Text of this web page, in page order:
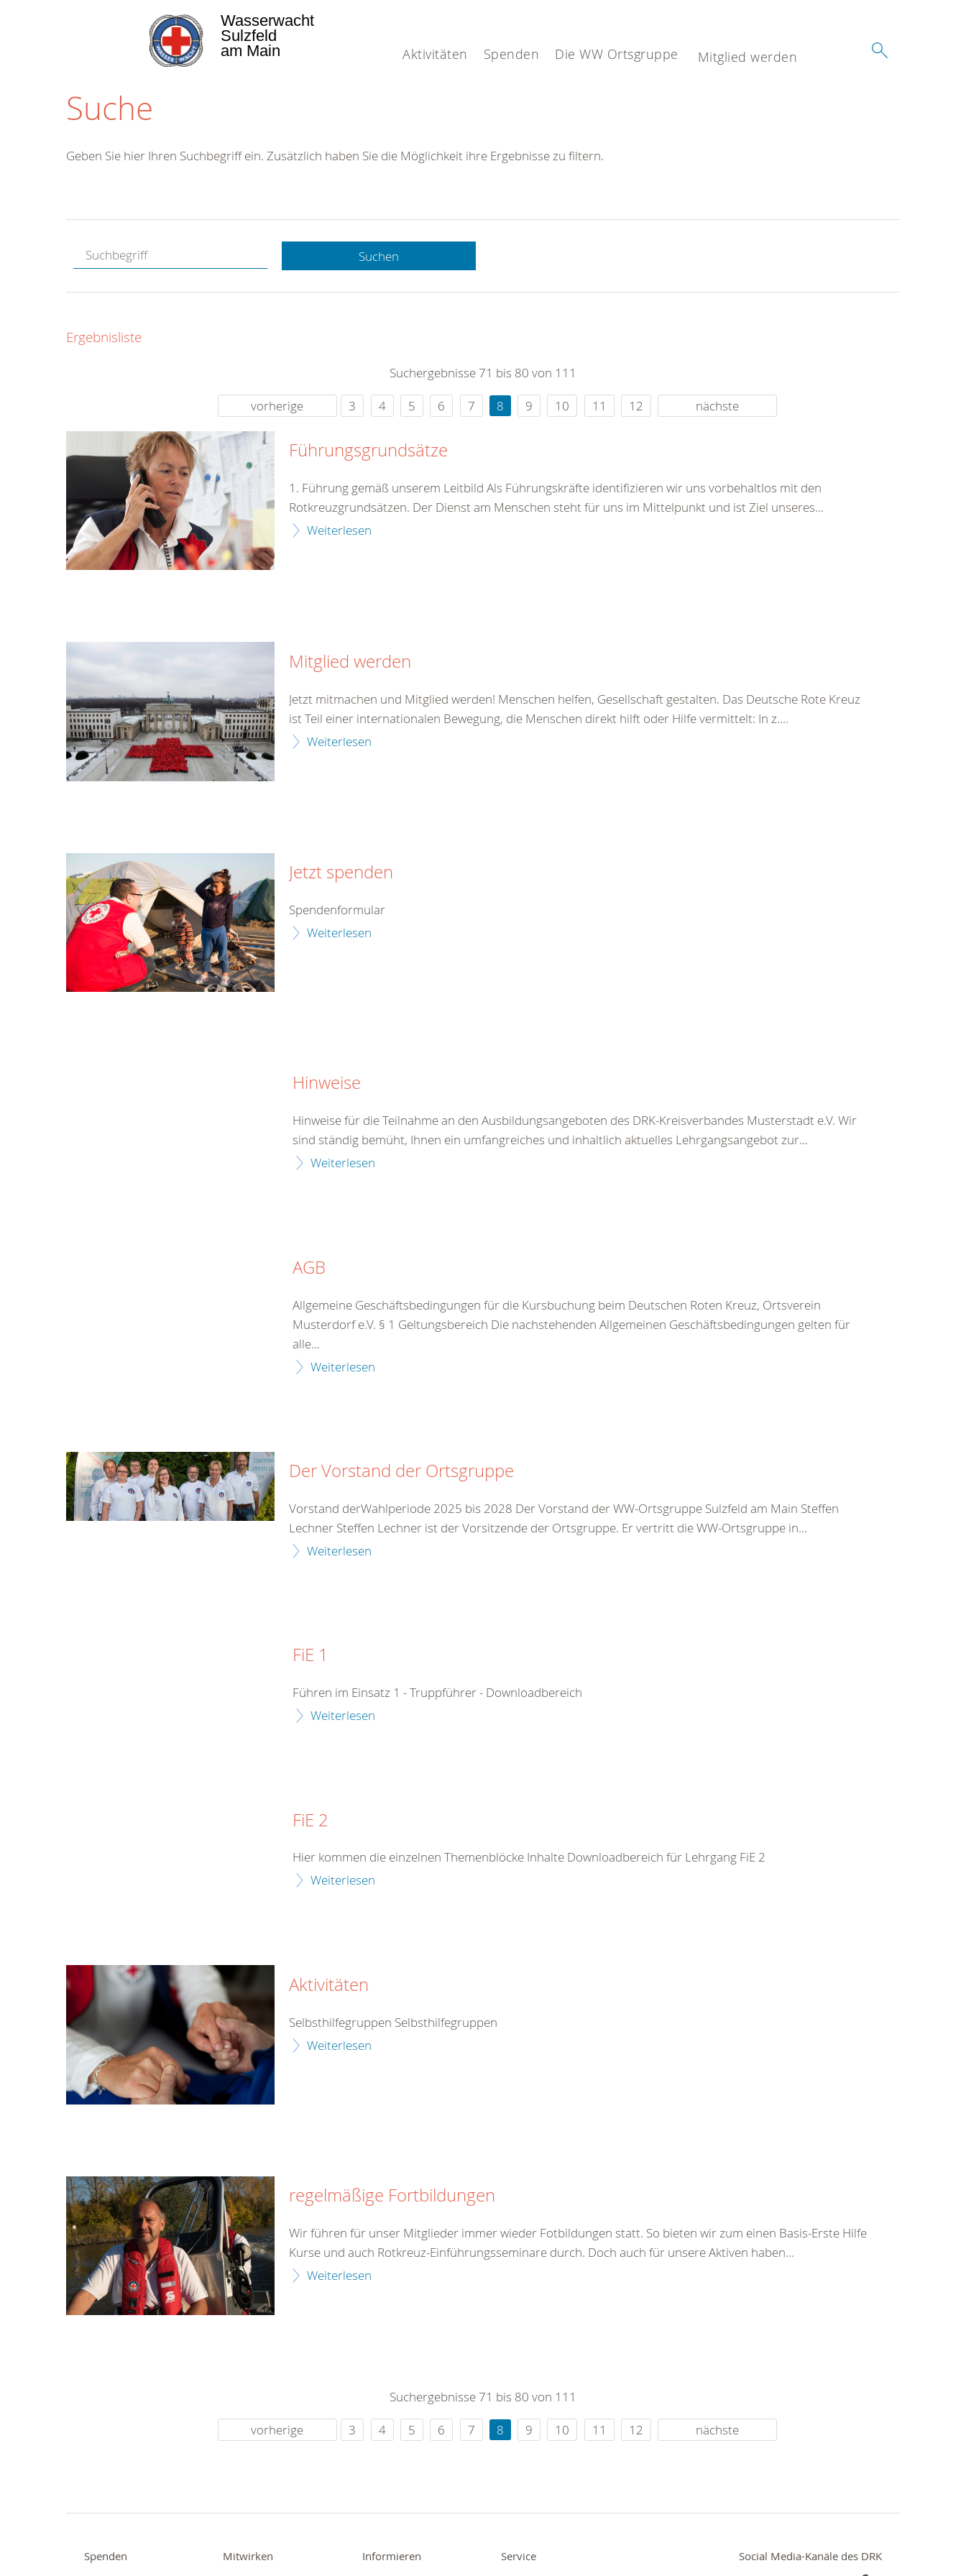
Aktivitäten Spenden Die WW Ortsgruppe Mitglied werden
Wasserwacht
Sulzfeld
am Main
Suche
Hotline.
gerne.
rund um die Uhr
Geben Sie hier Ihren Suchbegriff ein. Zusätzlich haben Sie die Möglichkeit ihre Ergebnisse zu filtern.
Suchen
Ergebnisliste
Suchergebnisse 71 bis 80 von 111
vorherige
3 4 5 6 7 8 9 10 11 12 nächste
Führungsgrundsätze
1. Führung gemäß unserem Leitbild Als Führungskräfte identifizieren wir uns vorbehaltlos mit den
Rotkreuzgrundsätzen. Der Dienst am Menschen steht für uns im Mittelpunkt und ist Ziel unseres...
Weiterlesen
Mitglied werden
Jetzt mitmachen und Mitglied werden! Menschen helfen, Gesellschaft gestalten. Das Deutsche Rote Kreuz
ist Teil einer internationalen Bewegung, die Menschen direkt hilft oder Hilfe vermittelt: In z....
Weiterlesen
Jetzt spenden
Spendenformular
Weiterlesen
Hinweise
Hinweise für die Teilnahme an den Ausbildungsangeboten des DRK-Kreisverbandes Musterstadt e.V. Wir
sind ständig bemüht, Ihnen ein umfangreiches und inhaltlich aktuelles Lehrgangsangebot zur...
Weiterlesen
AGB
Allgemeine Geschäftsbedingungen für die Kursbuchung beim Deutschen Roten Kreuz, Ortsverein
Musterdorf e.V. § 1 Geltungsbereich Die nachstehenden Allgemeinen Geschäftsbedingungen gelten für
alle...
Weiterlesen
Der Vorstand der Ortsgruppe
Vorstand derWahlperiode 2025 bis 2028 Der Vorstand der WW-Ortsgruppe Sulzfeld am Main Steffen
Lechner Steffen Lechner ist der Vorsitzende der Ortsgruppe. Er vertritt die WW-Ortsgruppe in...
Weiterlesen
FiE 1
Führen im Einsatz 1 - Truppführer - Downloadbereich
Weiterlesen
FiE 2
Hier kommen die einzelnen Themenblöcke Inhalte Downloadbereich für Lehrgang FiE 2
Weiterlesen
Aktivitäten
Selbsthilfegruppen Selbsthilfegruppen
Weiterlesen
regelmäßige Fortbildungen
Wir führen für unser Mitglieder immer wieder Fotbildungen statt. So bieten wir zum einen Basis-Erste Hilfe
Kurse und auch Rotkreuz-Einführungsseminare durch. Doch auch für unsere Aktiven haben...
Weiterlesen
Suchergebnisse 71 bis 80 von 111
vorherige
3 4 5 6 7 8 9 10 11 12 nächste
Spenden
Mitwirken
Informieren
Service
Social Media-Kanäle des DRK